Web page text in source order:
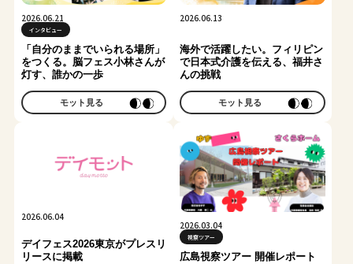
2026.06.21
インタビュー
「自分のままでいられる場所」
をつくる。脳フェス小林さんが
灯す、誰かの一歩
モット見る
2026.06.13
海外で活躍したい。フィリピン
で日本式介護を伝える、福井さ
んの挑戦
モット見る
2026.06.04
デイフェス2026東京がプレスリ
リースに掲載
2026.03.04
視察ツアー
広島視察ツアー 開催レポート